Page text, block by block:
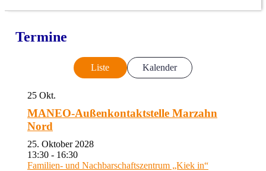
Termine
Liste Kalender
25 Okt.
MANEO-Außenkontaktstelle Marzahn
Nord
25. Oktober 2028
13:30 - 16:30
Familien- und Nachbarschaftszentrum „Kiek in“